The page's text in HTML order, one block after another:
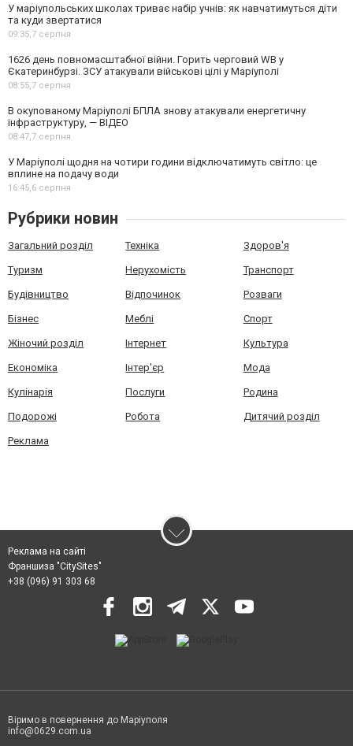
У маріупольських школах триває набір учнів: як навчатимуться діти
та куди звертатися
09:35,7 серпня
1626 день повномасштабної війни. Горить черговий WB у
Єкатеринбурзі. ЗСУ атакували військові цілі у Маріуполі
08:55,7 серпня
В окупованому Маріуполі БПЛА знову атакували енергетичну
інфраструктуру, — ВІДЕО
08:47,7 серпня
У Маріуполі щодня на чотири години відключатимуть світло: це
вплине на подачу води
16:45,6 серпня
Рубрики новин
Загальний розділ Техніка Здоров'я
Туризм Нерухомість Транспорт
Будівництво Відпочинок Розваги
Бізнес Меблі Спорт
Жіночий розділ Інтернет Культура
Економіка Інтер'єр Мода
Кулінарія Послуги Родина
Подорожі Робота Дитячий розділ
Реклама
Реклама на сайті
Франшиза "CitySites"
+38 (096) 91 303 68
Віримо в повернення до Маріуполя
info@0629.com.ua